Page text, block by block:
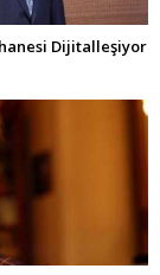
Dijitalleşiyor